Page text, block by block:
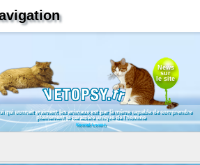
News
sur
le site
qui connait vraiment les animaux est par là même capable de comprendre
pleinement le caractère unique de l'homme
Konrad Lorenz